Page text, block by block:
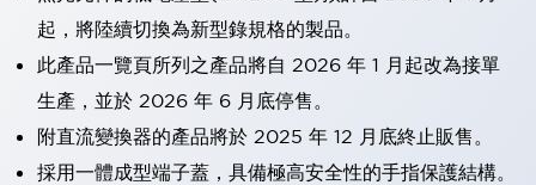
起，將陸續切換為新型錄規格的製品。
此產品一覽頁所列之產品將自 2026 年 1 月起改為接單
生產，並於 2026 年 6 月底停售。
附直流變換器的產品將於 2025 年 12 月底終止販售。
採用一體成型端子蓋，具備極高安全性的手指保護結構。